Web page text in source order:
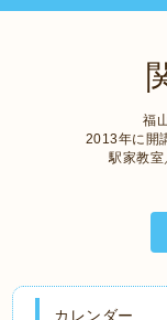
福
2013年に開
駅家教
カレンダー